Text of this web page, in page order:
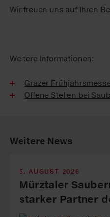
Wir freuen uns auf Ihren
Weitere Informationen:
Grazer Frühjahrsmesse
Offene Stellen bei
Weitere News
5. AUGUST 2026
Mürztaler
starker Part­ner